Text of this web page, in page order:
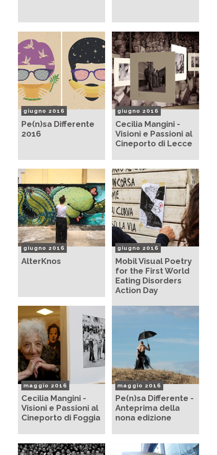
giugno 2016
Pe(n)sa Differente
2016
giugno 2016
Cecilia Mangini -
Visioni e Passioni al
Cineporto di Lecce
giugno 2016
AlterKnos
giugno 2016
Mobil Visual Poetry
for the First World
Eating Disorders
Action Day
maggio 2016
Cecilia Mangini -
Visioni e Passioni al
Cineporto di Foggia
maggio 2016
Pe(n)sa Differente -
Anteprima della
nona edizione